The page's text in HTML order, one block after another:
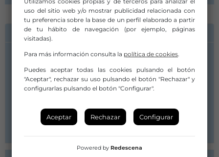
INFORMACIÓN DE CONTACTO
GN|MC Guy Nader | Maria Campos
guynader@gmail.com
info@gn-mc.com
Web
uso del sitio web y/o mostrar publicidad relacionada con
tu preferencia sobre la base de un perfil elaborado a partir
de tu hábito de navegación (por ejemplo, páginas
visitadas).
Para más información consulta la política de cookies.
Puedes aceptar todas las cookies pulsando el botón
"Aceptar", rechazar su uso pulsando el botón "Rechazar" y
configurarlas pulsando el botón "Configurar".
Aceptar Rechazar Configurar
Powered by Redescena